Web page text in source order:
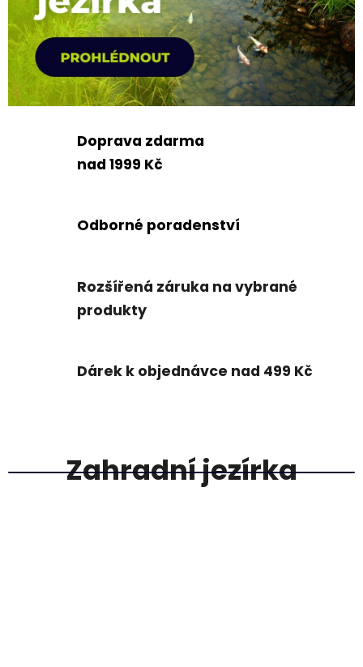
Doprava zdarma
nad 1999 Kč
Odborné poradenství
Rozšířená záruka na vybrané
produkty
Dárek k objednávce nad 499 Kč
Zahradní jezírka